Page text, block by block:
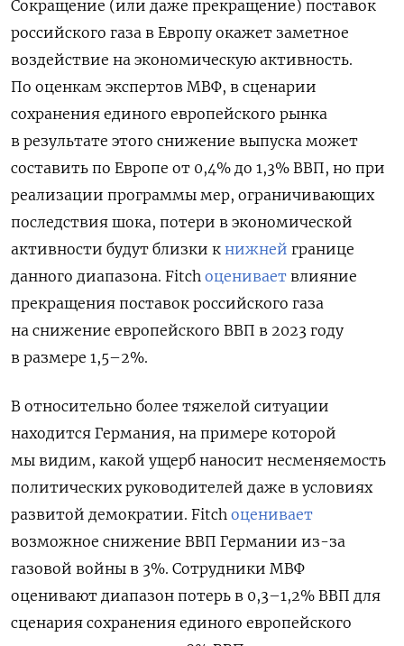
Сокращение (или даже прекращение) поставок
российского газа в Европу окажет заметное
воздействие на экономическую активность.
По оценкам экспертов МВФ, в сценарии
сохранения единого европейского рынка
в результате этого снижение выпуска может
составить по Европе от 0,4% до 1,3% ВВП, но при
реализации программы мер, ограничивающих
последствия шока, потери в экономической
активности будут близки к нижней границе
данного диапазона. Fitch оценивает влияние
прекращения поставок российского газа
на снижение европейского ВВП в 2023 году
в размере 1,5–2%.
В относительно более тяжелой ситуации
находится Германия, на примере которой
мы видим, какой ущерб наносит несменяемость
политических руководителей даже в условиях
развитой демократии. Fitch оценивает
возможное снижение ВВП Германии из-за
газовой войны в 3%. Сотрудники МВФ
оценивают диапазон потерь в 0,3–1,2% ВВП для
сценария сохранения единого европейского